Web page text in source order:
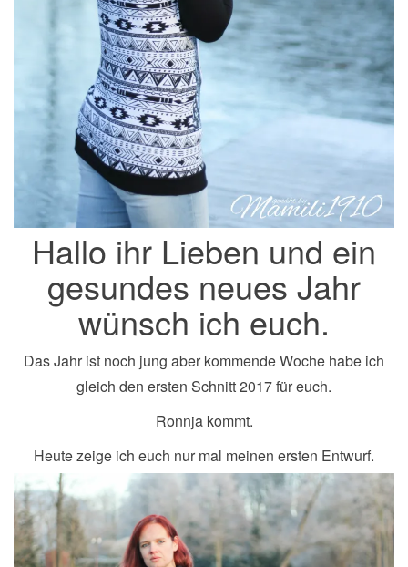
Hallo ihr Lieben und ein
gesundes neues Jahr
wünsch ich euch.
Das Jahr ist noch jung aber kommende Woche habe ich
gleich den ersten Schnitt 2017 für euch.
Ronnja kommt.
Heute zeige ich euch nur mal meinen ersten Entwurf.